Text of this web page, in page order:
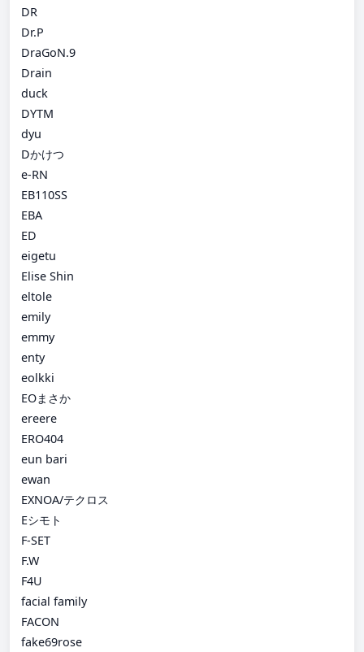
DR
Dr.P
DraGoN.9
Drain
duck
DYTM
dyu
Dかけつ
e-RN
EB110SS
EBA
ED
eigetu
Elise Shin
eltole
emily
emmy
enty
eolkki
EOまさか
ereere
ERO404
eun bari
ewan
EXNOA/テクロス
Eシモト
F-SET
F.W
F4U
facial family
FACON
fake69rose